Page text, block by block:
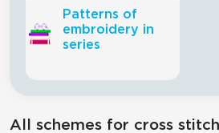
Patterns of
embroidery in
series
All schemes for cross